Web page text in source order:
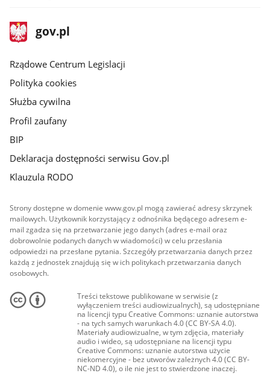
stopka
gov.plStrona
gov.pl
Rządowe Centrum Legislacji
Polityka cookies
Służba cywilna
Profil zaufany
BIP
Deklaracja dostępności serwisu Gov.pl
Klauzula RODO
Strony dostępne w domenie www.gov.pl mogą zawierać adresy skrzynek
mailowych. Użytkownik korzystający z odnośnika będącego adresem e-
mail zgadza się na przetwarzanie jego danych (adres e-mail oraz
dobrowolnie podanych danych w wiadomości) w celu przesłania
odpowiedzi na przesłane pytania. Szczegóły przetwarzania danych przez
każdą z jednostek znajdują się w ich politykach przetwarzania danych
osobowych.
Treści tekstowe publikowane w serwisie (z
wyłączeniem treści audiowizualnych), są udostępniane
na licencji typu Creative Commons: uznanie autorstwa
- na tych samych warunkach 4.0 (CC BY-SA 4.0).
Materiały audiowizualne, w tym zdjęcia, materiały
audio i wideo, są udostępniane na licencji typu
Creative Commons: uznanie autorstwa użycie
niekomercyjne - bez utworów zależnych 4.0 (CC BY-
NC-ND 4.0), o ile nie jest to stwierdzone inaczej.